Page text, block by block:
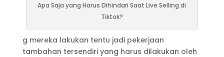
Apa Saja yang Harus Dihindari Saat Live Selling di
Tiktok?
g mereka lakukan tentu jadi pekerjaan
tambahan tersendiri yang harus dilakukan oleh